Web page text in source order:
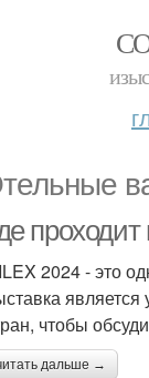
2024 - это
чтобы
дальше →